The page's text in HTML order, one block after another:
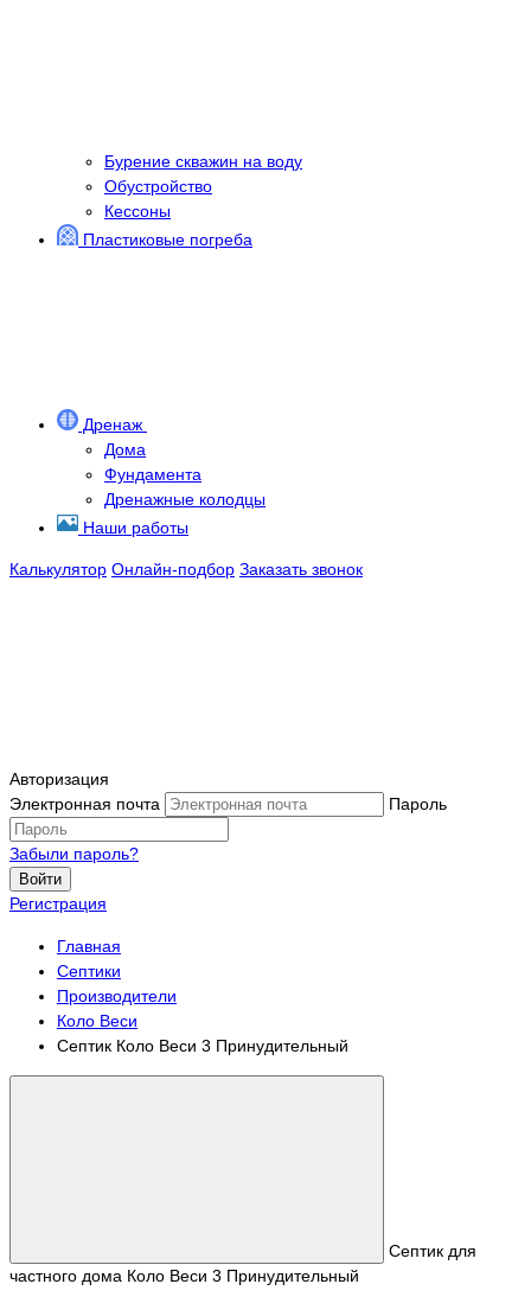
Бурение скважин на воду
Обустройство
Кессоны
Пластиковые погреба
Дренаж
Дома
Фундамента
Дренажные колодцы
Наши работы
Калькулятор Онлайн-подбор Заказать звонок
Авторизация
Электронная почта
Пароль
Забыли пароль?
Войти
Регистрация
Главная
Септики
Производители
Коло Веси
Септик Коло Веси 3 Принудительный
Септик для
частного дома Коло Веси 3 Принудительный